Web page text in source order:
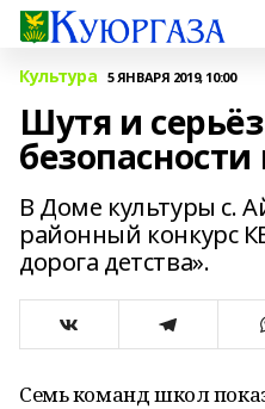
Культура 5 ЯНВАРЯ 2019, 10:00
Шутя и
В Доме культуры с.
районный конкурс
дорога детства».
Семь команд школ